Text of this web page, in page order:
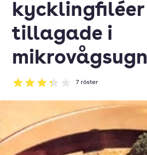
kycklingfiléer
tillagade i
mikrovågsugn
Betyg: 3.29 av 5
7 röster